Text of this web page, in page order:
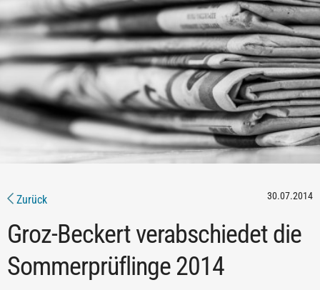
Zurück 30.07.2014
Groz-Beckert verabschiedet die
Sommerprüflinge 2014